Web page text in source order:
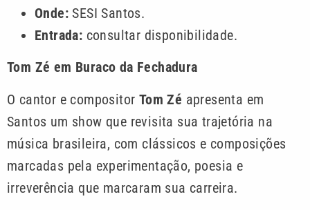
Onde: SESI Santos.
Entrada: consultar disponibilidade.
Tom Zé em Buraco da Fechadura
O cantor e compositor Tom Zé apresenta em
Santos um show que revisita sua trajetória na
música brasileira, com clássicos e composições
marcadas pela experimentação, poesia e
irreverência que marcaram sua carreira.